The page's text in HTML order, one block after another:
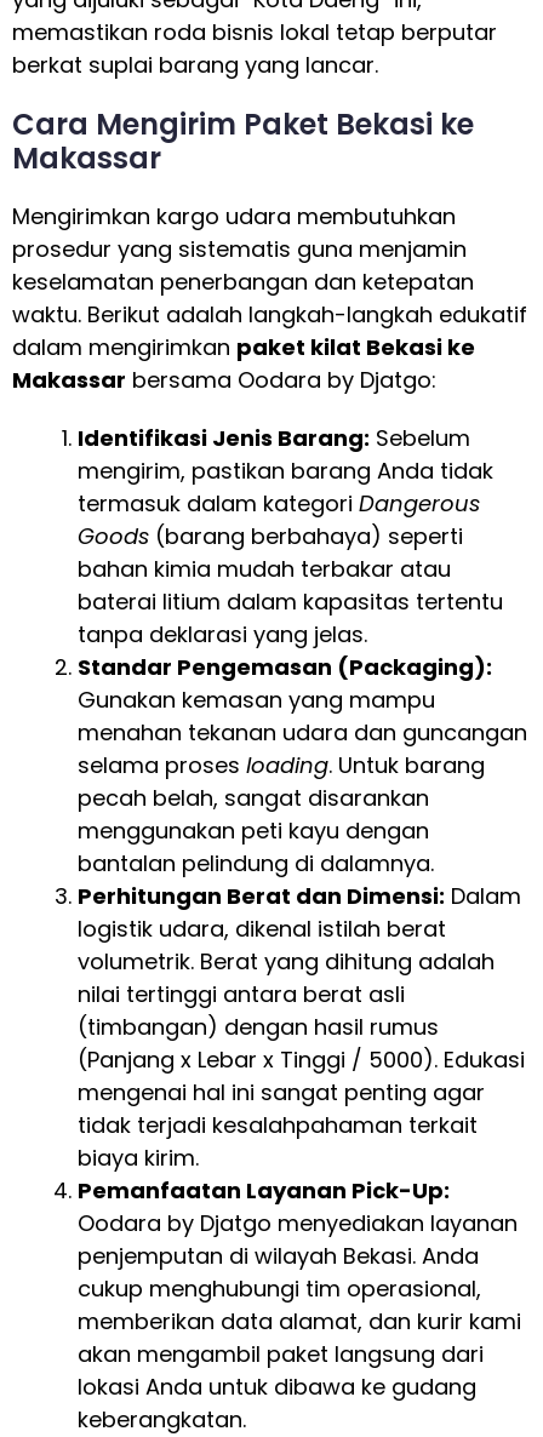
memastikan roda bisnis lokal tetap berputar
berkat suplai barang yang lancar.
Cara Mengirim Paket Bekasi ke
Makassar
Mengirimkan kargo udara membutuhkan
prosedur yang sistematis guna menjamin
keselamatan penerbangan dan ketepatan
waktu. Berikut adalah langkah-langkah edukatif
dalam mengirimkan paket kilat Bekasi ke
Makassar bersama Oodara by Djatgo:
Identifikasi Jenis Barang: Sebelum
mengirim, pastikan barang Anda tidak
termasuk dalam kategori Dangerous
Goods (barang berbahaya) seperti
bahan kimia mudah terbakar atau
baterai litium dalam kapasitas tertentu
tanpa deklarasi yang jelas.
Standar Pengemasan (Packaging):
Gunakan kemasan yang mampu
menahan tekanan udara dan guncangan
selama proses loading. Untuk barang
pecah belah, sangat disarankan
menggunakan peti kayu dengan
bantalan pelindung di dalamnya.
Perhitungan Berat dan Dimensi: Dalam
logistik udara, dikenal istilah berat
volumetrik. Berat yang dihitung adalah
nilai tertinggi antara berat asli
(timbangan) dengan hasil rumus
(Panjang x Lebar x Tinggi / 5000). Edukasi
mengenai hal ini sangat penting agar
tidak terjadi kesalahpahaman terkait
biaya kirim.
Pemanfaatan Layanan Pick-Up:
Oodara by Djatgo menyediakan layanan
penjemputan di wilayah Bekasi. Anda
cukup menghubungi tim operasional,
memberikan data alamat, dan kurir kami
akan mengambil paket langsung dari
lokasi Anda untuk dibawa ke gudang
keberangkatan.